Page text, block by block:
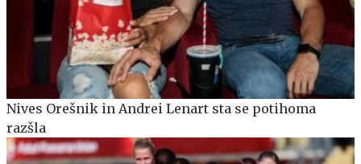
Nives Orešnik in Andrei Lenart sta se potihoma
razšla